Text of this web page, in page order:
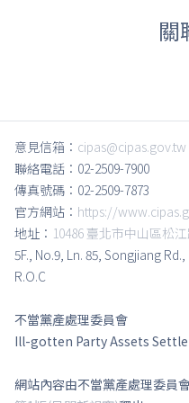
關
意見信箱： cipas@cipas.gov.tw
聯絡電話：02-2509-7900
傳真號碼：02-2509-7873
官方網站： https://
地址： 10486 臺北市中山區松
5F., No.9, Ln. 85, Songjiang
R.O.C
不當黨產處理委員會
Ill-gotten Party Assets
網站內容由不當黨產處理委員